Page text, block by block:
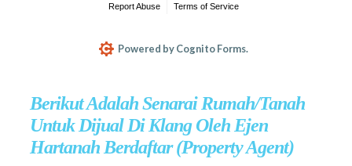
Berikut Adalah Senarai Rumah/Tanah
Untuk Dijual Di Klang Oleh Ejen
Hartanah Berdaftar (Property Agent)